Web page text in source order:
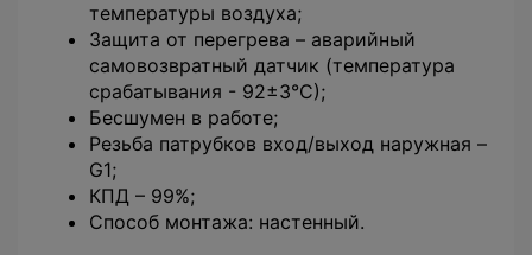
температуры воздуха;
Защита от перегрева – аварийный
самовозвратный датчик (температура
срабатывания - 92±3°С);
Бесшумен в работе;
Резьба патрубков вход/выход наружная –
G1;
КПД – 99%;
Способ монтажа: настенный.